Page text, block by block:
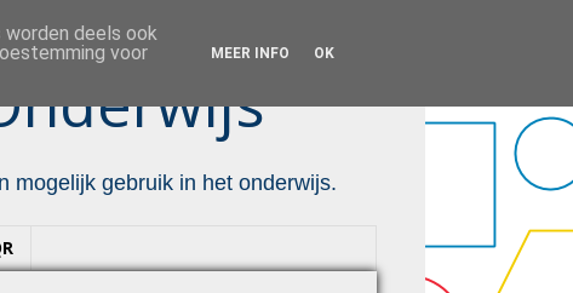
™
mogelijk gebruik in het onderwijs.
worden deels ook
voor
MEER INFO OK